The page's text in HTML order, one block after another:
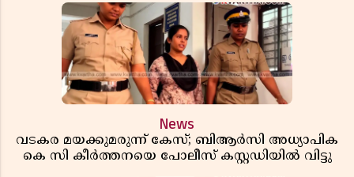
News
വടകര മയക്കുമരുന്ന് കേസ്; ബിആർസി അധ്യാപിക
കെ സി കീർത്തനയെ പോലീസ് കസ്റ്റഡിയിൽ വിട്ടു